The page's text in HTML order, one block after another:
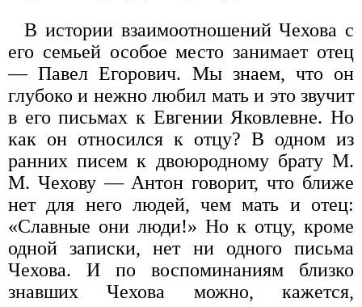
В истории взаимоотношений Чехова с
его семьей особое место занимает отец
— Павел Егорович. Мы знаем, что он
глубоко и нежно любил мать и это звучит
в его письмах к Евгении Яковлевне. Но
как он относился к отцу? В одном из
ранних писем к двоюродному брату М.
М. Чехову — Антон говорит, что ближе
нет для него людей, чем мать и отец:
«Славные они люди!» Но к отцу, кроме
одной записки, нет ни одного письма
Чехова. И по воспоминаниям близко
знавших Чехова можно, кажется,